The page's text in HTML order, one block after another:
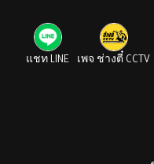
แชท LINE เพจ ช่างตี๋ CCTV